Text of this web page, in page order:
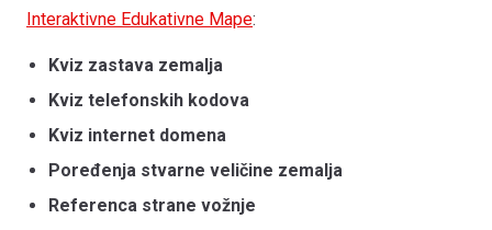
Interaktivne Edukativne Mape:
Kviz zastava zemalja
Kviz telefonskih kodova
Kviz internet domena
Poređenja stvarne veličine zemalja
Referenca strane vožnje